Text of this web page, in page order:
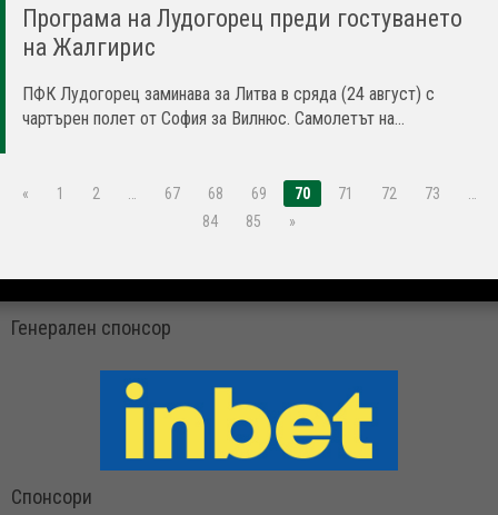
Програма на Лудогорец преди гостуването
на Жалгирис
ПФК Лудогорец заминава за Литва в сряда (24 август) с
чартърен полет от София за Вилнюс. Самолетът на...
« 1 2 … 67 68 69 70 71 72 73
…
84
85 »
Генерален спонсор
Спонсори